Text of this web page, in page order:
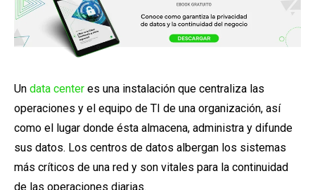
Un data center es una instalación que centraliza las
operaciones y el equipo de TI de una organización, así
como el lugar donde ésta almacena, administra y difunde
sus datos. Los centros de datos albergan los sistemas
más críticos de una red y son vitales para la continuidad
de las operaciones diarias.